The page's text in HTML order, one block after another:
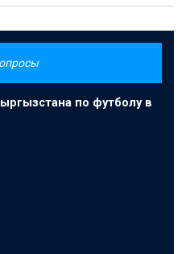
по футболу в